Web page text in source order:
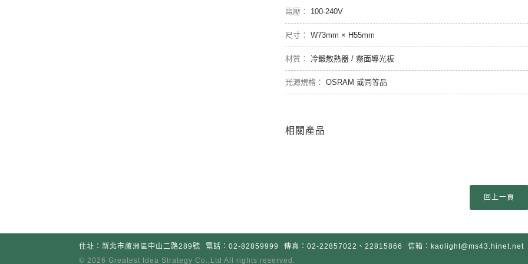
100-240V
W73mm × H55mm
冷鍛散熱器 / 霧面導光板
OSRAM 或同等品
相關產品
住址：新北市蘆洲區中山二路289號 電話：02-82859999 傳真：02-22857022、22815866 信箱：kaolight@ms43.hinet.net
© 2026 Greatest Idea Strategy Co
,Ltd All rights reserved.